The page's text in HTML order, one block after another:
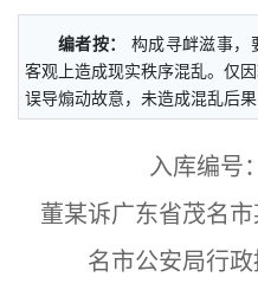
编者按：
构成寻衅滋事，
客观上造成现实秩序混乱。仅
误导煽动故意，未造成混乱后果
入库编号
董某诉广东省茂名
名市公安局行